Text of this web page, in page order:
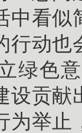
中看似
行动
绿色
设贡献
为举